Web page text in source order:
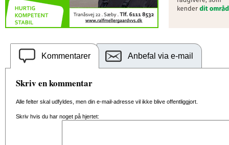
Kommentarer Anbefal via e-mail
Skriv en kommentar
Alle felter skal udfyldes, men din e-mail-adresse vil ikke blive offentliggjort.
Skriv hvis du har noget på hjertet: